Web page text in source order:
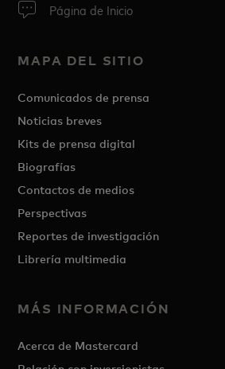
Página de Inicio
MAPA DEL SITIO
Comunicados de prensa
Noticias breves
Kits de prensa digital
Biografías
Contactos de medios
Perspectivas
Reportes de investigación
Librería multimedia
MÁS INFORMACIÓN
Acerca de Mastercard